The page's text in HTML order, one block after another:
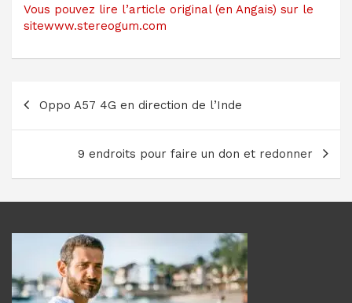
Vous pouvez lire l’article original (en Angais) sur le
sitewww.stereogum.com
de
l’article
Oppo A57 4G en direction de l’Inde
9 endroits pour faire un don et redonner